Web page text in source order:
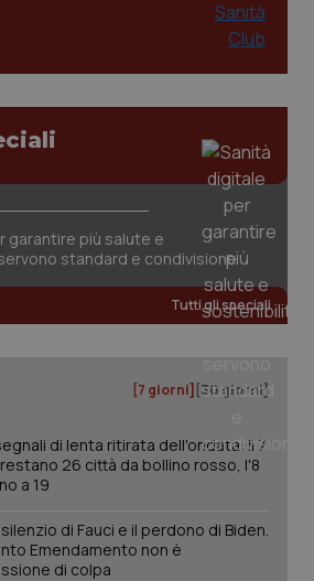
garantire più salute e
standard e condivisione
Tutti gli speciali
[7 giorni] [30 giorni]
di lenta ritirata dell'ondata: il 7
26 città da bollino rosso, l'8
a 19
silenzio di Fauci e il perdono di Biden.
Emendamento non è
di colpa
www.quotidianosanita.it
ironfish-
www.quotidianosanita.it
2
Google LLC
.quotidianosanita.it